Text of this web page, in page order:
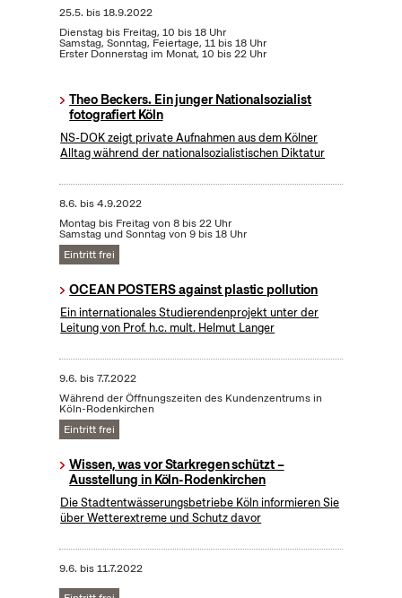
25.5. bis18.9.2022
Dienstag bis Freitag, 10 bis 18 Uhr
Samstag, Sonntag, Feiertage, 11 bis 18 Uhr
Erster Donnerstag im Monat, 10 bis 22 Uhr
Theo Beckers. Ein junger Nationalsozialist
fotografiert Köln
NS-DOK zeigt private Aufnahmen aus dem Kölner
Alltag während der nationalsozialistischen Diktatur
8.6. bis4.9.2022
Montag bis Freitag von 8 bis 22 Uhr
Samstag und Sonntag von 9 bis 18 Uhr
Eintritt frei
OCEAN POSTERS against plastic pollution
Ein internationales Studierendenprojekt unter der
Leitung von Prof. h.c. mult. Helmut Langer
9.6. bis7.7.2022
Während der Öffnungszeiten des Kundenzentrums in
Köln-Rodenkirchen
Eintritt frei
Wissen, was vor Starkregen schützt –
Ausstellung in Köln-Rodenkirchen
Die Stadtentwässerungsbetriebe Köln informieren Sie
über Wetterextreme und Schutz davor
9.6. bis11.7.2022